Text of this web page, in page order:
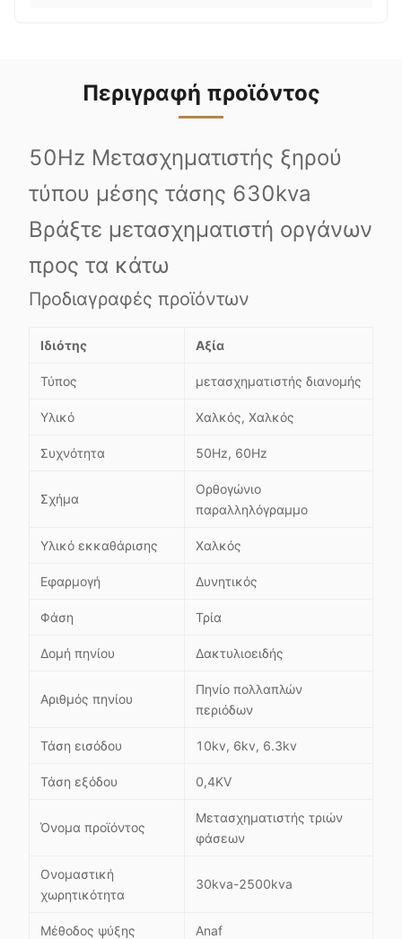
Περιγραφή προϊόντος
50Hz Μετασχηματιστής ξηρού
τύπου μέσης τάσης 630kva
Βράξτε μετασχηματιστή οργάνων
προς τα κάτω
Προδιαγραφές προϊόντων
Ιδιότης Αξία
Τύπος μετασχηματιστής διανομής
Υλικό Χαλκός, Χαλκός
Συχνότητα 50Hz, 60Hz
Σχήμα
Ορθογώνιο
παραλληλόγραμμο
Υλικό εκκαθάρισης Χαλκός
Εφαρμογή Δυνητικός
Φάση Τρία
Δομή πηνίου Δακτυλιοειδής
Αριθμός πηνίου
Πηνίο πολλαπλών
περιόδων
Τάση εισόδου 10kv, 6kv, 6.3kv
Τάση εξόδου 0,4KV
Όνομα προϊόντος
Μετασχηματιστής τριών
φάσεων
Ονομαστική
χωρητικότητα
30kva-2500kva
Μέθοδος ψύξης Anaf